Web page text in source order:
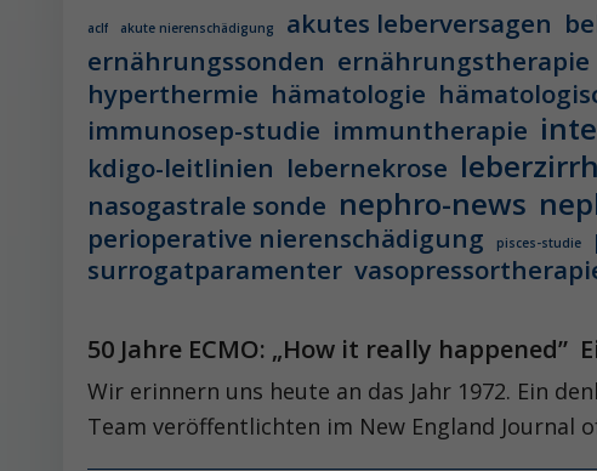
aclf akute nierenschädigung akutes leberversagen
ernährungssonden ernährungstherapie
hyperthermie hämatologie
immunosep-studie immuntherapie
kdigo-leitlinien lebernekrose
nasogastrale sonde nephro-news
perioperative nierenschädigung
pisces-studie
surrogatparamenter
50 Jahre ECMO: „How it really
Wir erinnern uns heute an das Jahr 1972. Ein
Team veröffentlichten im New England Journal